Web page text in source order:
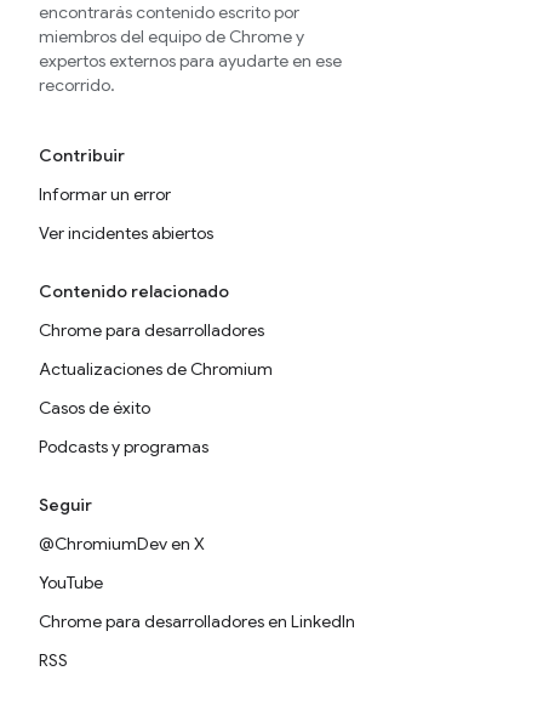
encontrarás contenido escrito por
miembros del equipo de Chrome y
expertos externos para ayudarte en ese
recorrido.
Contribuir
Informar un error
Ver incidentes abiertos
Contenido relacionado
Chrome para desarrolladores
Actualizaciones de Chromium
Casos de éxito
Podcasts y programas
Seguir
@ChromiumDev en X
YouTube
Chrome para desarrolladores en LinkedIn
RSS